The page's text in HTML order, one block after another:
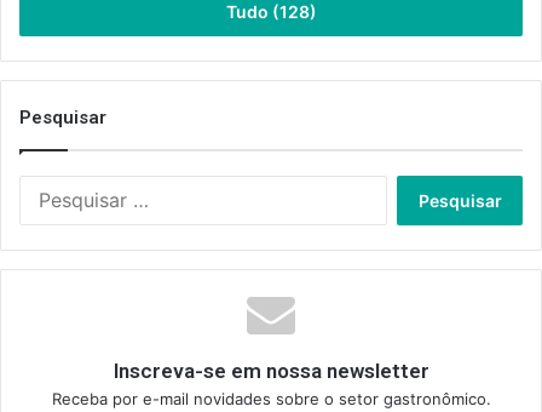
Tudo (128)
Pesquisar
Inscreva-se em nossa newsletter
Receba por e-mail novidades sobre o setor gastronômico.